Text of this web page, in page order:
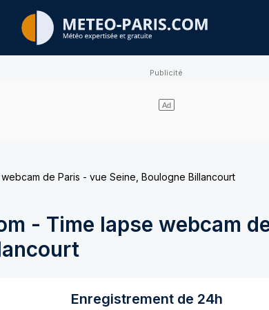
de Paris - vue Seine, Boulogne Billancourt
- Time lapse webcam
Enregistrement de 24h